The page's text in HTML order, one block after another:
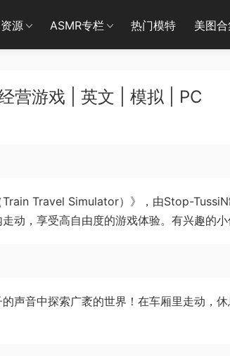
源 ASMR专栏 热门模特 美图
营游戏 | 英文 | 模拟 | PC
Travel Simulator）》，由Stop-
动，享受高自由度的游戏体验。有兴趣的小
声音中探索广袤的世界！在车厢里走动，休